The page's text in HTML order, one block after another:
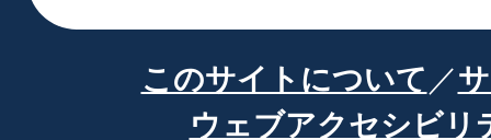
このサイトについて
ウェブアクセシビリ